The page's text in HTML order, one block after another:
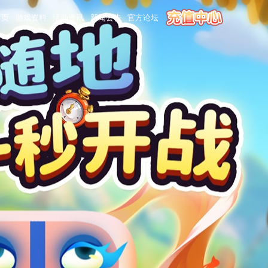
游戏资料 活动资讯 新闻公告 官方论坛